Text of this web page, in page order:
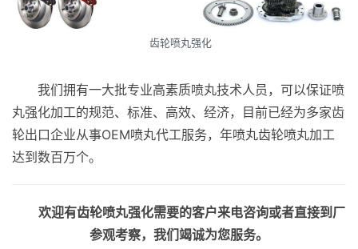
齿轮喷丸强化
我们拥有一大批专业高素质喷丸技术人员，可以保证喷
丸强化加工的规范、标准、高效、经济，目前已经为多家齿
轮出口企业从事OEM喷丸代工服务，年喷丸齿轮喷丸加工
达到数百万个。
欢迎有齿轮喷丸强化需要的客户来电咨询或者直接到厂
参观考察，我们竭诚为您服务。